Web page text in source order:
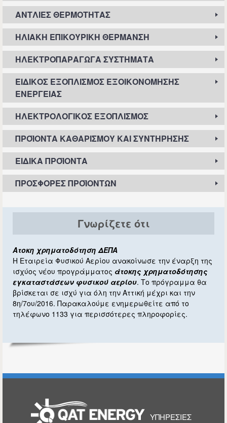
ΑΝΤΛΊΕΣ ΘΕΡΜΌΤΗΤΑΣ
ΗΛΙΑΚΉ ΕΠΙΚΟΥΡΙΚΉ ΘΈΡΜΑΝΣΗ
ΗΛΕΚΤΡΟΠΑΡΑΓΩΓΆ ΣΥΣΤΉΜΑΤΑ
ΕΙΔΙΚΌΣ ΕΞΟΠΛΙΣΜΌΣ ΕΞΟΙΚΟΝΌΜΗΣΗΣ
ΕΝΈΡΓΕΙΑΣ
ΗΛΕΚΤΡΟΛΟΓΙΚΌΣ ΕΞΟΠΛΙΣΜΌΣ
ΠΡΟΪΌΝΤΑ ΚΑΘΑΡΙΣΜΟΎ ΚΑΙ ΣΥΝΤΉΡΗΣΗΣ
ΕΙΔΙΚΆ ΠΡΟΪΌΝΤΑ
ΠΡΟΣΦΟΡΈΣ ΠΡΟΪΌΝΤΩΝ
Γνωρίζετε ότι
Ατοκη χρηματοδότηση ΔΕΠΑ
Η Εταιρεία Φυσικού Αερίου ανακοίνωσε την έναρξη της
ισχύος νέου προγράμματος άτοκης χρηματοδότησης
εγκαταστάσεων φυσικού αερίου. Το πρόγραμμα θα
βρίσκεται σε ισχύ για όλη την Αττική μέχρι και την
8η/7ου/2016. Παρακαλούμε ενημερωθείτε από το
τηλέφωνο 1133 για περισσότερες πληροφορίες.
ΑΡΧΙΚΉ ΥΠΗΡΕΣΊΕΣ